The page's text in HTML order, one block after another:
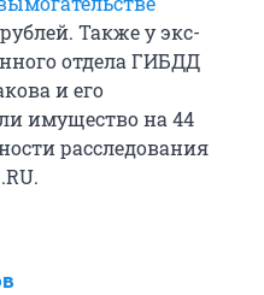
Также у экс-
отдела ГИБДД
и его
имущество на 44
расследования